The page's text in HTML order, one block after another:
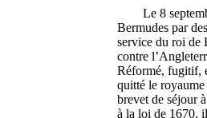
Le 8
Bermudes par
service du roi de
contre
Réformé, fugitif,
quitté le
brevet de séjour
à la loi de 1670,